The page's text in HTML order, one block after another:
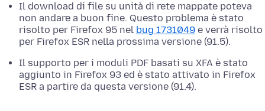
Il download di file su unità di rete mappate poteva
non andare a buon fine. Questo problema è stato
risolto per Firefox 95 nel bug 1731049 e verrà risolto
per Firefox ESR nella prossima versione (91.5).
Il supporto per i moduli PDF basati su XFA è stato
aggiunto in Firefox 93 ed è stato attivato in Firefox
ESR a partire da questa versione (91.4).